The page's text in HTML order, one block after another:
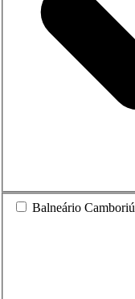
Balneário Camboriú